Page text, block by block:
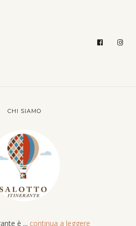
CHI SIAMO
è ... continua a leggere